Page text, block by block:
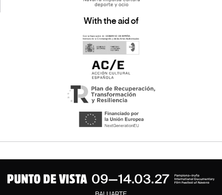
With the aid of